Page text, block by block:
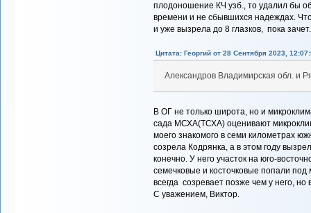
плодоношение КЧ узб., то удалил бы
времени и не сбывшихся надеждах.
и уже вызрела до 8 глазков, пока
Цитата: Георгий от 28 Сентября 2023,
Александров Владимирская обл. и
В ОГ не только широта, но и
сада МСХА(ТСХА) оценивают
моего знакомого в семи километрах
созрела Кодрянка, а в этом году
конечно. У него участок на юго-
семечковые и косточковые попали
всегда созревает позже чем у него,
С уважением, Виктор.